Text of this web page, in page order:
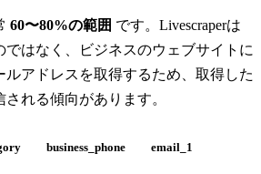
60〜80%の範囲 です。Livescraperは
はなく、ビジネスのウェブサイトに
アドレスを取得するため、取得した
れる傾向があります。
business_phone email_1